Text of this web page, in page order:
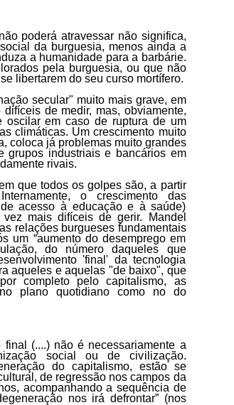
poderá atravessar não significa,
da burguesia, menos ainda a
a humanidade para a barbárie.
pela burguesia, ou que não
libertarem do seu curso mortífero.
secular" muito mais grave, em
de medir, mas, obviamente,
oscilar em caso de ruptura de um
climáticas. Um crescimento muito
coloca já problemas muito grandes
grupos industriais e bancários em
rivais.
que todos os golpes são, a partir
o crescimento das
acesso à educação e à saúde)
mais difíceis de gerir. Mandel
relações burgueses fundamentais
um “aumento do desemprego em
do número daqueles que
'final' da tecnologia
aqueles e aquelas "de baixo", que
completo pelo capitalismo, as
plano quotidiano como no do
(....) não é necessariamente a
social ou de civilização.
do capitalismo, estão se
de regressão nos campos da
acompanhando a sequência de
nos irá defrontar” (nos